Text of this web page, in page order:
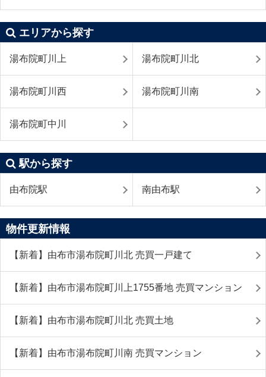
エリアから探す
湯布院町川上 湯布院町川北
湯布院町川西 湯布院町川南
湯布院町中川
駅から探す
由布院駅 南由布駅
物件更新情報
【新着】由布市湯布院町川北 売買一戸建て
【新着】由布市湯布院町川上1755番地 売買マンション
【新着】由布市湯布院町川北 売買土地
【新着】由布市湯布院町川南 売買マンション